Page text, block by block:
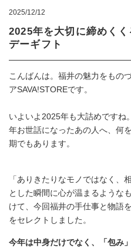
2025/12/12
2025年を大切に締めく
デーギフト
こんばんは。福井の魅力をもの
アSAVA!STOREです。
いよいよ2025年も大詰めですね
年お世話になったあの人へ、何
期でもあります。
「ありきたりなモノではなく、
とした瞬間に心が温まるような
けて、今回福井の手仕事と物語
をセレクトしました。
今年は中身だけでなく、「包み